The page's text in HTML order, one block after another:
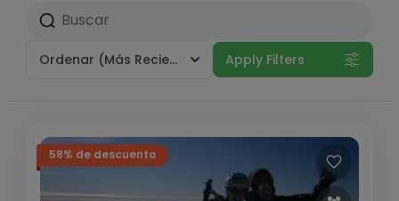
Ordenar (Más Reciente) Apply Filters
58% de descuento